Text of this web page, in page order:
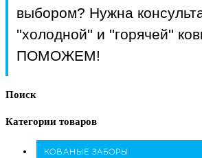
выбором? Нужна
''холодной'' и ''горячей''
ПОМОЖЕМ!
Поиск
Категории товаров
КОВАНЫЕ ЗАБОРЫ